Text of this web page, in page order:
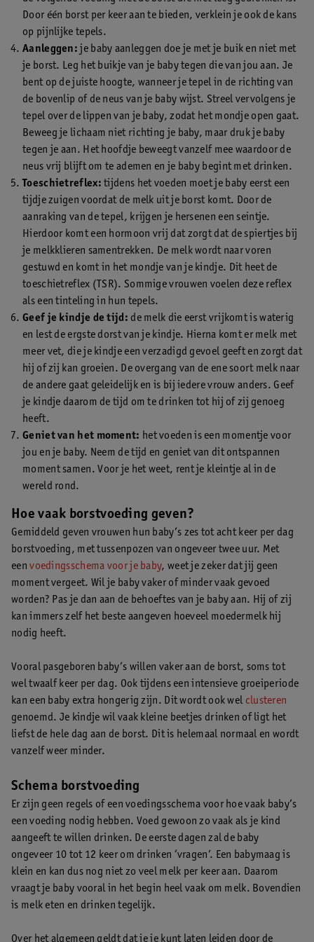
Door één borst per keer aan te bieden, verklein je ook de kans
op pijnlijke tepels.
Aanleggen:je baby aanleggen doe je met je buik en niet met
je borst. Leg het buikje van je baby tegen die van jou aan. Je
bent op de juiste hoogte, wanneer je tepel in de richting van
de bovenlip of de neus van je baby wijst. Streel vervolgens je
tepel over de lippen van je baby, zodat het mondje open gaat.
Beweeg je lichaam niet richting je baby, maar druk je baby
tegen je aan. Het hoofdje beweegt vanzelf mee waardoor de
neus vrij blijft om te ademen en je baby begint met drinken.
Toeschietreflex:tijdens het voeden moet je baby eerst een
tijdje zuigen voordat de melk uit je borst komt. Door de
aanraking van de tepel, krijgen je hersenen een seintje.
Hierdoor komt een hormoon vrij dat zorgt dat de spiertjes bij
je melkklieren samentrekken. De melk wordt naar voren
gestuwd en komt in het mondje van je kindje. Dit heet de
toeschietreflex (TSR). Sommige vrouwen voelen deze reflex
als een tinteling in hun tepels.
Geef je kindje de tijd: de melk die eerst vrijkomt is waterig
en lest de ergste dorst van je kindje. Hierna komt er melk met
meer vet, die je kindje een verzadigd gevoel geeft en zorgt dat
hij of zij kan groeien. De overgang van de ene soort melk naar
de andere gaat geleidelijk en is bij iedere vrouw anders. Geef
je kindje daarom de tijd om te drinken tot hij of zij genoeg
heeft.
Geniet van het moment: het voeden is een momentje voor
jou en je baby. Neem de tijd en geniet van dit ontspannen
moment samen. Voor je het weet, rent je kleintje al in de
wereld rond.
Hoe vaak borstvoeding geven?
Gemiddeld geven vrouwen hun baby’s zes tot acht keer per dag
borstvoeding, met tussenpozen van ongeveer twee uur. Met
eenvoedingsschema voor je baby, weet je zeker dat jij geen
moment vergeet. Wil je baby vaker of minder vaak gevoed
worden? Pas je dan aan de behoeftes van je baby aan. Hij of zij
kan immers zelf het beste aangeven hoeveel moedermelk hij
nodig heeft.
Vooral pasgeboren baby’s willen vaker aan de borst, soms tot
wel twaalf keer per dag. Ook tijdens een intensieve groeiperiode
kan een baby extra hongerig zijn. Dit wordt ook wel clusteren
genoemd. Je kindje wil vaak kleine beetjes drinken of ligt het
liefst de hele dag aan de borst. Dit is helemaal normaal en wordt
vanzelf weer minder.
Schema borstvoeding
Er zijn geen regels of een voedingsschema voor hoe vaak baby’s
een voeding nodig hebben. Voed gewoon zo vaak als je kind
aangeeft te willen drinken. De eerste dagen zal de baby
ongeveer 10 tot 12 keer om drinken ‘vragen’. Een babymaag is
klein en kan dus nog niet zo veel melk per keer aan. Daarom
vraagt je baby vooral in het begin heel vaak om melk. Bovendien
is melk eten en drinken tegelijk.
Over het algemeen geldt dat je je kunt laten leiden door de